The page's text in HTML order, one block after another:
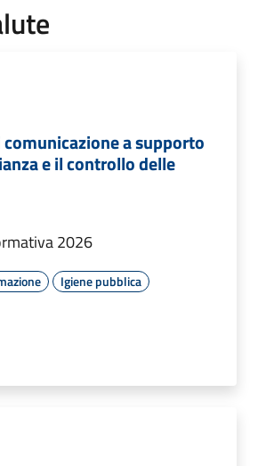
comunicazione a supporto
e il controllo delle
2026
Igiene pubblica